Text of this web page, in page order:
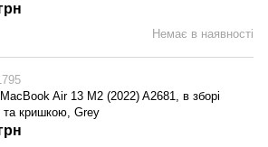
Немає в наявності
Air 13 M2 (2022) A2681, в зборі
кришкою, Grey